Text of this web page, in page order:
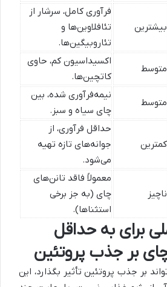
بیشترین
فرآوری کامل، سرشار از
تئافلاوین‌ها و
تئاروبیگین‌ها.
متوسط
اکسیداسیون کم، حاوی
کاتچین‌ها.
متوسط
نیمه‌فرآوری شده، بین
چای سیاه و سبز.
کمترین
حداقل فرآوری، از
جوانه‌های تازه تهیه
می‌شود.
ناچیز
معمولاً فاقد تانن‌های
چای (به جز برخی
استثناها).
برای به حداقل
چای بر جذب پروتئین
بر جذب پروتئین تأثیر بگذارد، این